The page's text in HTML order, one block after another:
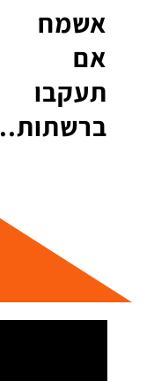
אשמח
אם
תעקבו
ברשתות..